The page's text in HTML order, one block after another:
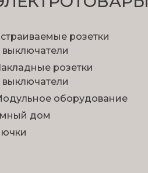
на устройство.
розетки
выключатели
розетки
выключатели
оборудование
дом